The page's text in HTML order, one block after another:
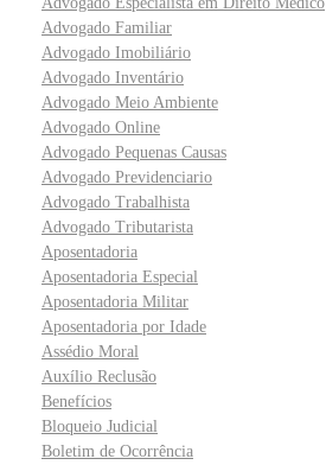
Advogado Familiar
Advogado Imobiliário
Advogado Inventário
Advogado Meio Ambiente
Advogado Online
Advogado Pequenas Causas
Advogado Previdenciario
Advogado Trabalhista
Advogado Tributarista
Aposentadoria
Aposentadoria Especial
Aposentadoria Militar
Aposentadoria por Idade
Assédio Moral
Auxílio Reclusão
Benefícios
Bloqueio Judicial
Boletim de Ocorrência